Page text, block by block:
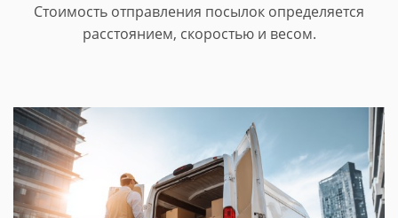
Стоимость отправления посылок определяется
расстоянием, скоростью и весом.